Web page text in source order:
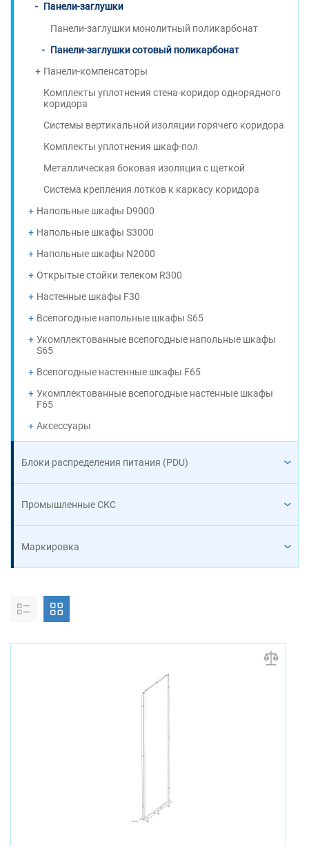
Панели-заглушки
Панели-заглушки монолитный поликарбонат
Панели-заглушки сотовый поликарбонат
Панели-компенсаторы
Комплекты уплотнения стена-коридор однорядного
коридора
Системы вертикальной изоляции горячего коридора
Комплекты уплотнения шкаф-пол
Металлическая боковая изоляция с щеткой
Система крепления лотков к каркасу коридора
Напольные шкафы D9000
Напольные шкафы S3000
Напольные шкафы N2000
Открытые стойки телеком R300
Настенные шкафы F30
Всепогодные напольные шкафы S65
Укомплектованные всепогодные напольные шкафы
S65
Всепогодные настенные шкафы F65
Укомплектованные всепогодные настенные шкафы
F65
Аксессуары
Блоки распределения питания (PDU)
Промышленные СКС
Маркировка